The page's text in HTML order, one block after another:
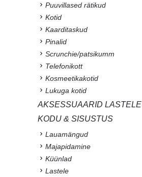
Puuvillased rätikud
Kotid
Kaarditaskud
Pinalid
Scrunchie/patsikumm
Telefonikott
Kosmeetikakotid
Lukuga kotid
AKSESSUAARID LASTELE
KODU & SISUSTUS
Lauamängud
Majapidamine
Küünlad
Lastele